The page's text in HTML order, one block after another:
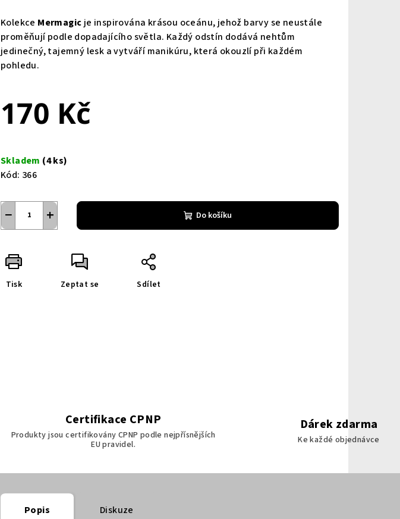
Kolekce Mermagic je inspirována krásou oceánu, jehož barvy se neustále
proměňují podle dopadajícího světla. Každý odstín dodává nehtům
jedinečný, tajemný lesk a vytváří manikúru, která okouzlí při každém
pohledu.
170 Kč
cena:
Skladem (4 ks)
Kód: 366
+
− Do košíku
Tisk Zeptat se Sdílet
Certifikace CPNP
Produkty jsou certifikovány CPNP podle nejpřísnějších
EU pravidel.
Dárek zdarma
Ke každé objednávce
Popis Diskuze